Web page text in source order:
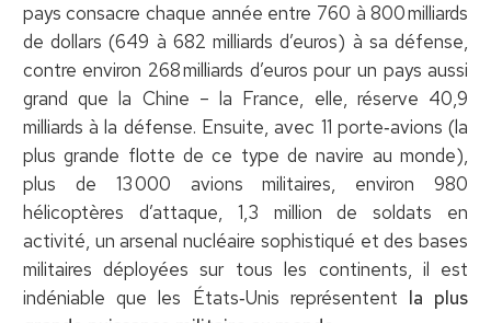
pays consacre chaque année entre 760 à 800 milliards
de dollars (649 à 682 milliards d’euros) à sa défense,
contre environ 268 milliards d’euros pour un pays aussi
grand que la Chine – la France, elle, réserve 40,9
milliards à la défense. Ensuite, avec 11 porte‑avions (la
plus grande flotte de ce type de navire au monde),
plus de 13 000 avions militaires, environ 980
hélicoptères d’attaque, 1,3 million de soldats en
activité, un arsenal nucléaire sophistiqué et des bases
militaires déployées sur tous les continents, il est
indéniable que les États‑Unis représentent la plus